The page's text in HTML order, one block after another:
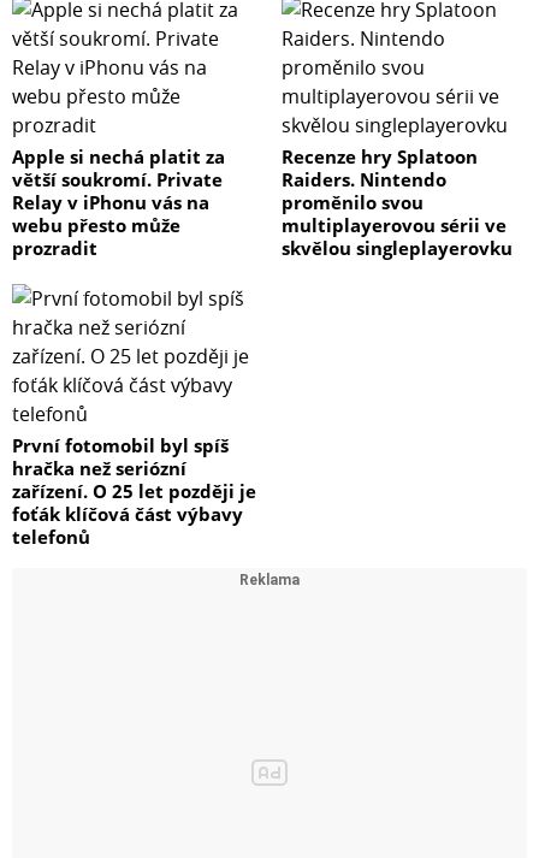
Apple si nechá platit za
větší soukromí. Private
Relay v iPhonu vás na
webu přesto může
prozradit
Recenze hry Splatoon
Raiders. Nintendo
proměnilo svou
multiplayerovou sérii ve
skvělou singleplayerovku
První fotomobil byl spíš
hračka než seriózní
zařízení. O 25 let později je
foťák klíčová část výbavy
telefonů